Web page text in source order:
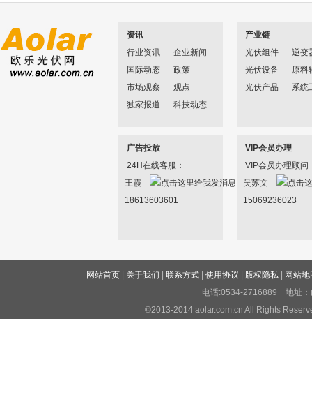
资讯
行业资讯
企业新闻
国际动态
政策
市场观察
观点
独家报道
科技动态
产业链
光伏组件
逆变
光伏设备
原料
光伏产品
系统
广告投放
24H在线客服：
王霞
18613603601
VIP会员办理
VIP会员办理顾问
吴苏文
15069236023
网站首页 关于我们 |联系方式 |使用协议 版权隐私
网站地
电话:0534-2716889 地址：
©2013-2014 aolar.com.cn All Rights